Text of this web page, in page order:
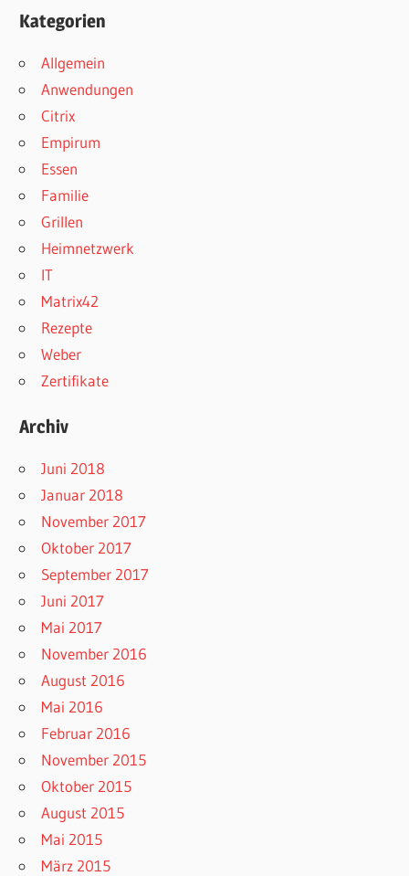
Kategorien
Allgemein
Anwendungen
Citrix
Empirum
Essen
Familie
Grillen
Heimnetzwerk
IT
Matrix42
Rezepte
Weber
Zertifikate
Archiv
Juni 2018
Januar 2018
November 2017
Oktober 2017
September 2017
Juni 2017
Mai 2017
November 2016
August 2016
Mai 2016
Februar 2016
November 2015
Oktober 2015
August 2015
Mai 2015
März 2015